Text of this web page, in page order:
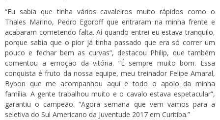
“Eu sabia que tinha vários cavaleiros muito rápidos como o
Thales Marino, Pedro Egoroff que entraram na minha frente e
acabaram cometendo falta. Aí quando entrei eu estava tranquilo,
porque sabia que o pior já tinha passado que era só correr um
pouco e fechar bem as curvas”, destacou Philip, que também
comentou a emoção da vitória. “É sempre muito bom. Essa
conquista é fruto da nossa equipe, meu treinador Felipe Amaral,
Bybon que me acompanhou aqui e todo o apoio da minha
família. A gente trabalhou muito e o cavalo estava espetacular”,
garantiu o campeão. “Agora semana que vem vamos para a
seletiva do Sul Americano da Juventude 2017 em Curitiba.”